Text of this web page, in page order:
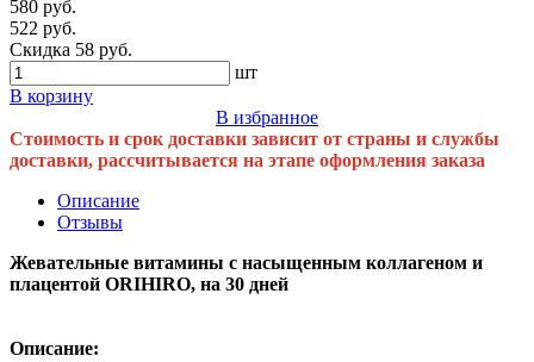
580 руб.
522 руб.
Скидка 58 руб.
шт
В корзину
В избранное
Стоимость и срок доставки зависит от страны и службы
доставки, рассчитывается на этапе оформления заказа
Описание
Отзывы
Жевательные витамины с насыщенным коллагеном и
плацентой ORIHIRO, на 30 дней
Описание: